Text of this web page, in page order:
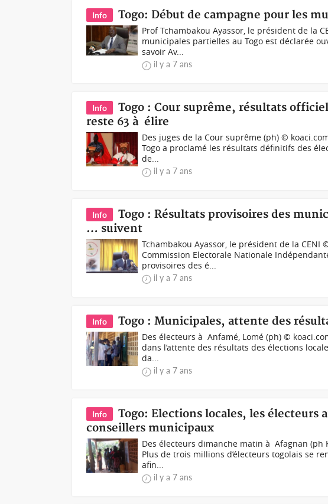
Info Togo: Début de campagne pour les
Prof Tchambakou Ayassor, le président de la
municipales partielles au Togo est déclarée
savoir Av...
il y a 7 ans
Info
Togo : Cour suprême, résultats
reste 63 à élire
Des juges de la Cour suprême (ph) ©
Togo a proclamé les résultats définitifs des
de...
il y a 7 ans
Info
Togo : Résultats provisoires des
… suivent
Tchambakou Ayassor, le président de la CENI
Commission Electorale Nationale
provisoires des é...
il y a 7 ans
Info Togo : Municipales, attente des
Des électeurs à Anfamé, Lomé (ph) ©
dans l’attente des résultats des élections
da...
il y a 7 ans
Info
Togo: Elections locales, les électeurs
conseillers municipaux
Des électeurs dimanche matin à Afagnan (ph
Plus de trois millions d’électeurs togolais se
afin...
il y a 7 ans